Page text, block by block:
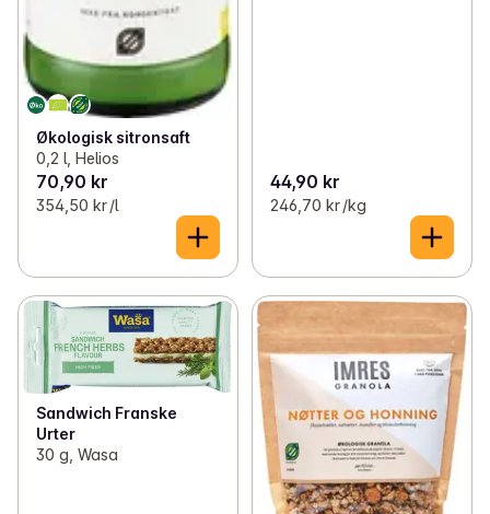
Økologisk sitronsaft
0,2 l, Helios
70,90 kr
354,50 kr /l
44,90 kr
246,70 kr /kg
Sandwich Franske
Urter
30 g, Wasa